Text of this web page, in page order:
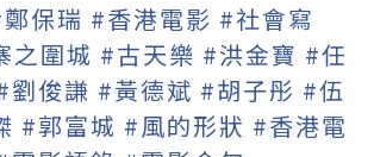
保瑞 #香港電影 #社會寫
之圍城 #古天樂 #洪金寶 #任
劉俊謙 #黃德斌 #胡子彤 #伍
#郭富城 #風的形狀 #香港電